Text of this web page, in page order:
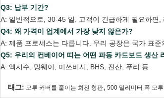
Q3: 납부 기간?
A: 일반적으로, 30-45 일. 고객이 긴급하게 필요하면,
Q4: 왜 가격이 업계에서 가장 낮지 않은가?
A: 제품 프로세스는 다릅니다. 우리 공장은 국가 표
Q5: 우리의 컨베이어 띠는 어떤 파동 카드보드 생산
A: 엑시수, 밍웨이, 미쓰비시, BHS, 진산, 푸리 등
태그: 모루 커버를 줄이는 회전 형판, 500 밀리미터 폭 모루